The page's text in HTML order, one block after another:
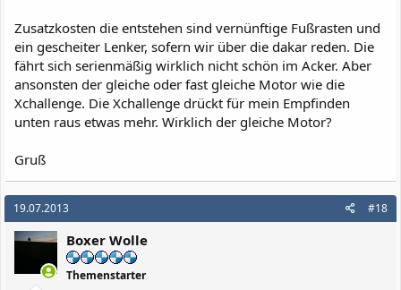
Zusatzkosten die entstehen sind vernünftige Fußrasten und
ein gescheiter Lenker, sofern wir über die dakar reden. Die
fährt sich serienmäßig wirklich nicht schön im Acker. Aber
ansonsten der gleiche oder fast gleiche Motor wie die
Xchallenge. Die Xchallenge drückt für mein Empfinden
unten raus etwas mehr. Wirklich der gleiche Motor?
Gruß
19.07.2013 #18
Boxer Wolle
Themenstarter